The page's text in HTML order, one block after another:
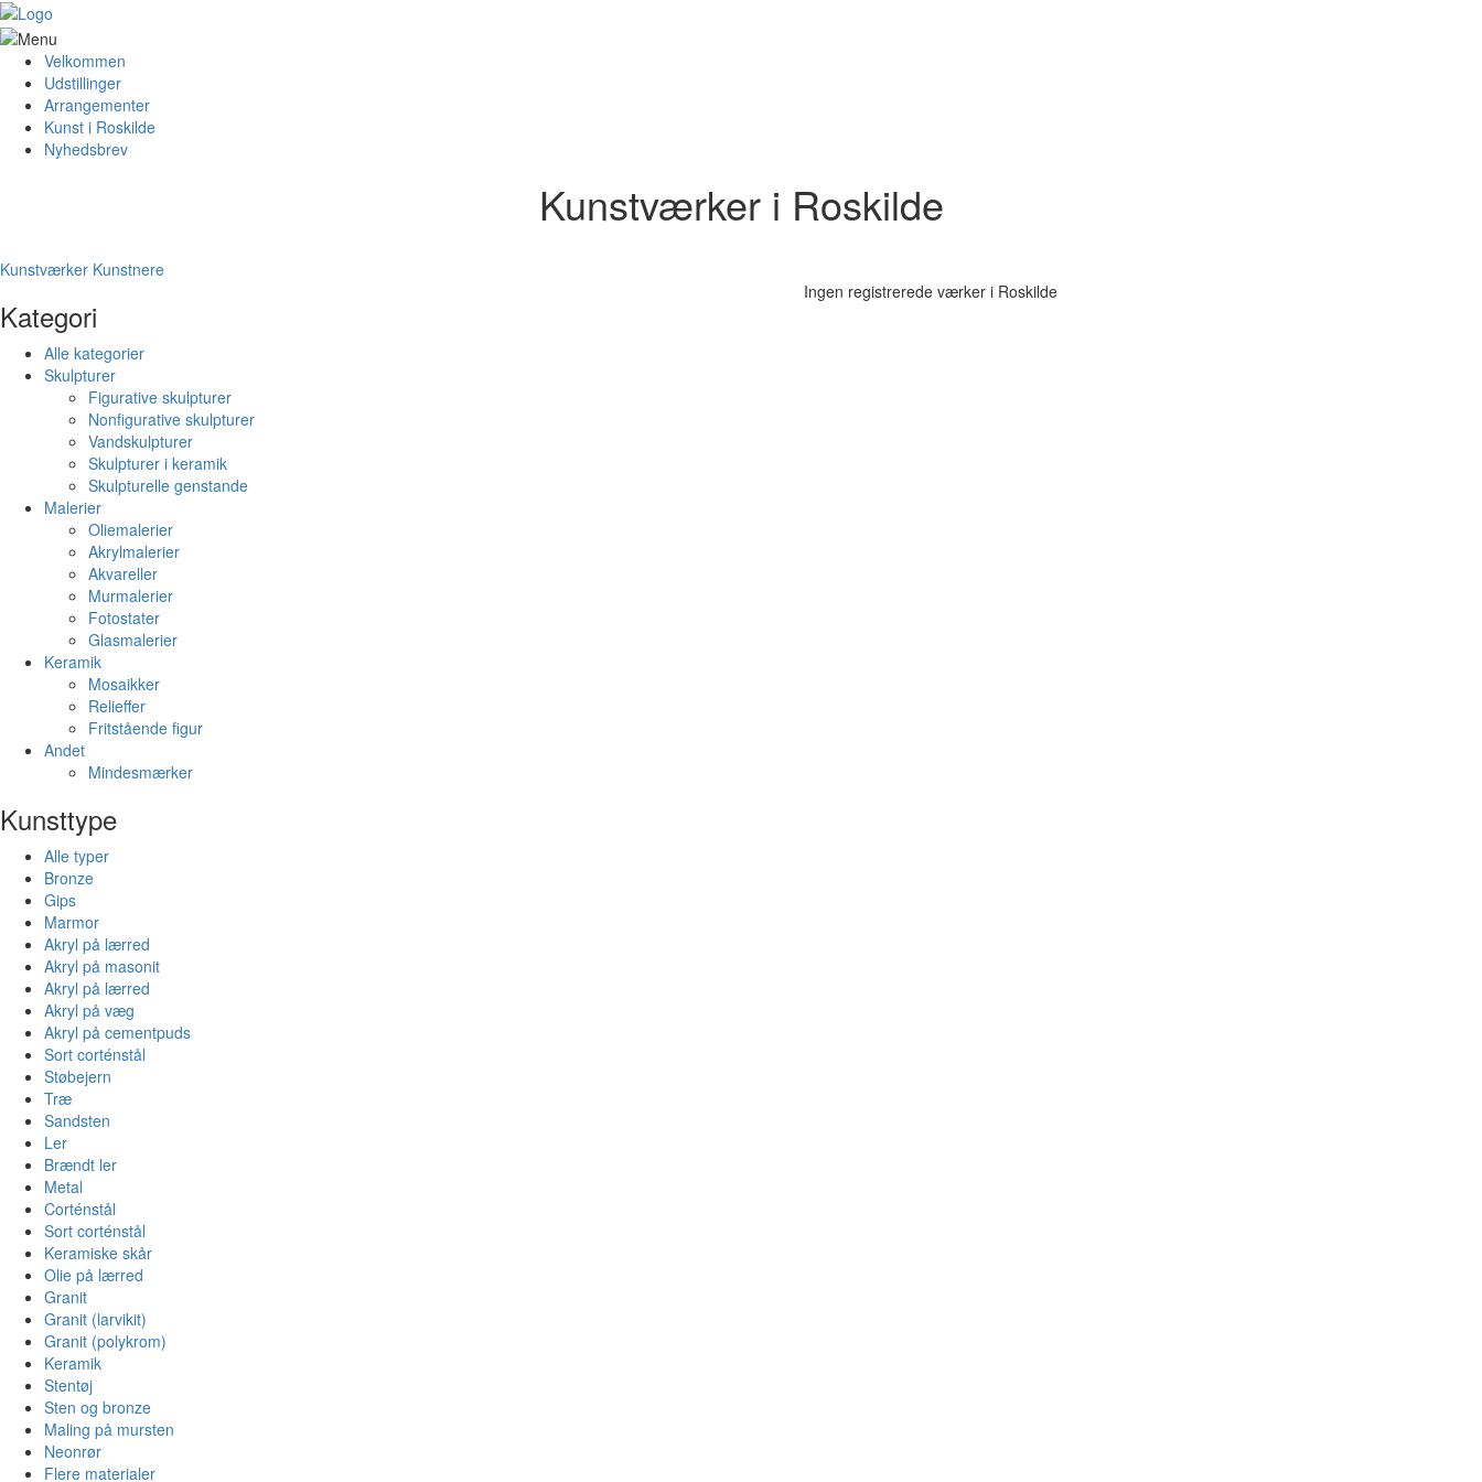
Velkommen
Udstillinger
Arrangementer
Kunst i Roskilde
Nyhedsbrev
Kunstværker i Roskilde
Kunstværker Kunstnere
Kategori
Alle kategorier
Skulpturer
Figurative skulpturer
Nonfigurative skulpturer
Vandskulpturer
Skulpturer i keramik
Skulpturelle genstande
Malerier
Oliemalerier
Akrylmalerier
Akvareller
Murmalerier
Fotostater
Glasmalerier
Keramik
Mosaikker
Relieffer
Fritstående figur
Andet
Mindesmærker
Kunsttype
Alle typer
Bronze
Gips
Marmor
Akryl på lærred
Akryl på masonit
Akryl på lærred
Akryl på væg
Akryl på cementpuds
Sort corténstål
Støbejern
Træ
Sandsten
Ler
Brændt ler
Metal
Corténstål
Sort corténstål
Keramiske skår
Olie på lærred
Granit
Granit (larvikit)
Granit (polykrom)
Keramik
Stentøj
Sten og bronze
Maling på mursten
Neonrør
Flere materialer
Ingen registrerede værker i Roskilde